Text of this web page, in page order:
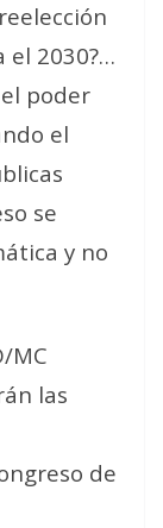
el 2030?…
poder
el
se
y no
MC
las
de